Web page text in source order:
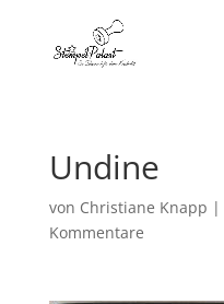
Undine
von Christiane Knapp |
Kommentare